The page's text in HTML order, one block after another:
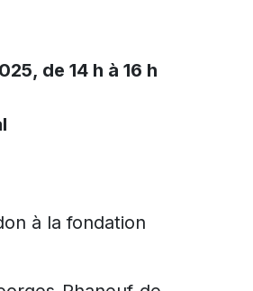
de 14 h à 16 h
à la fondation